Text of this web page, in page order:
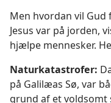
Men hvordan vil Gud
Jesus var på jorden,
hjælpe mennesker.
Naturkatastrofer:
på Galilæas Sø, var
grund af et voldsomt